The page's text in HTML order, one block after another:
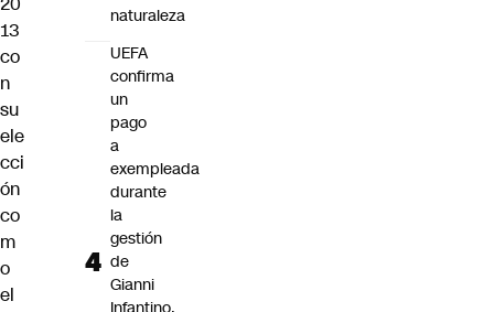
13
co
n
su
ele
cci
ón
co
m
o
el
naturaleza
UEFA
confirma
un
pago
a
exempleada
durante
la
gestión
de
Gianni
Infantino,